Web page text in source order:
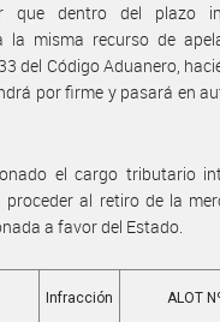
que dentro del plazo
la misma recurso de
del Código Aduanero,
por firme y pasará en
el cargo tributario
al retiro de la
a favor del Estado.
Infracción ALOT